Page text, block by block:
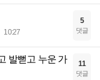
10:27
5
댓글
발뻗고 누운 가
11
댓글